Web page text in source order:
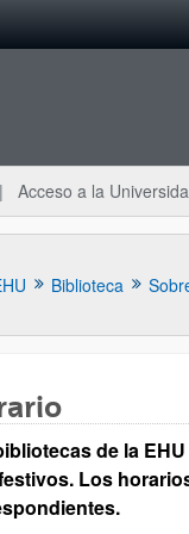
Acceso a la
Biblioteca
subpáginas de la
Los